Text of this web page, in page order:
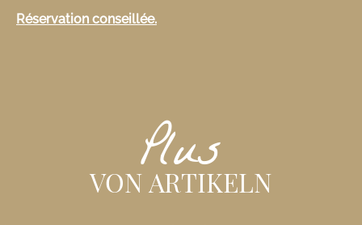
Réservation conseillée.
Plus
VON ARTIKELN